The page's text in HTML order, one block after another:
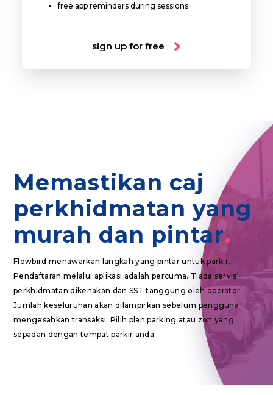
free app reminders during sessions
sign up for free
Memastikan caj
perkhidmatan yang
murah dan pintar
Flowbird menawarkan langkah yang pintar untuk parkir.
Pendaftaran melalui aplikasi adalah percuma. Tiada servis
perkhidmatan dikenakan dan SST tanggung oleh operator.
Jumlah keseluruhan akan dilampirkan sebelum pengguna
mengesahkan transaksi. Pilih plan parking atau zon yang
sepadan dengan tempat parkir anda